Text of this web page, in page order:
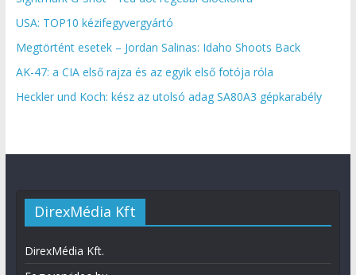
USA: TOP10 kézifegyvergyártó
Megtörtént esetek – Jordan Salinas: Idaho Shoots Back
AK-47: a CIA első rajza és az egyik első fotója róla
Heckler und Koch: kész az utolsó adag SA80A3 gépkarabély
DirexMédia Kft
DirexMédia Kft.